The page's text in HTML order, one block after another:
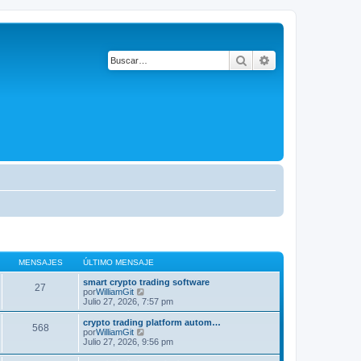
Buscar
MENSAJES ÚLTIMO MENSAJE
27
smart crypto trading software
porWilliamGit
e
r
ú
l
t
m
Julio 27, 2026, 7:57 pm
568
crypto trading platform autom…
porWilliamGit
e
Julio 27, 2026, 9:56 pm